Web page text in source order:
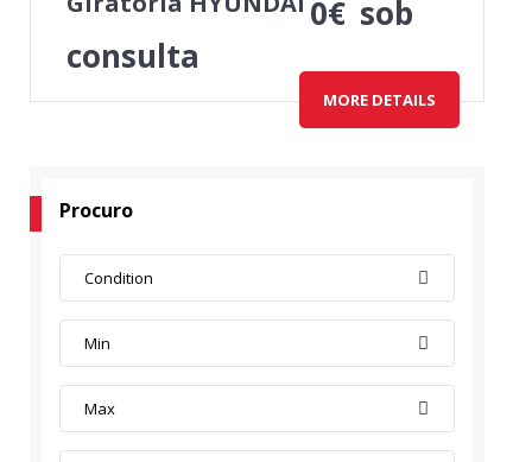
0€ sob
consulta
MORE DETAILS
Procuro
Condition
Min
Max